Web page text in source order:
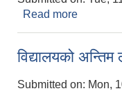
Read more
विद्यालयको
Submitted on: Mon,